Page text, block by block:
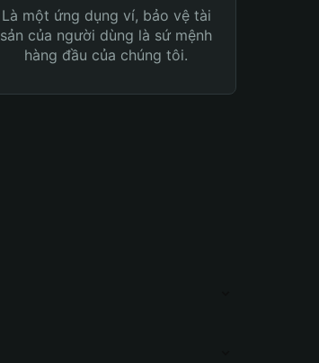
Là một ứng dụng ví, bảo vệ tài
sản của người dùng là sứ mệnh
hàng đầu của chúng tôi.